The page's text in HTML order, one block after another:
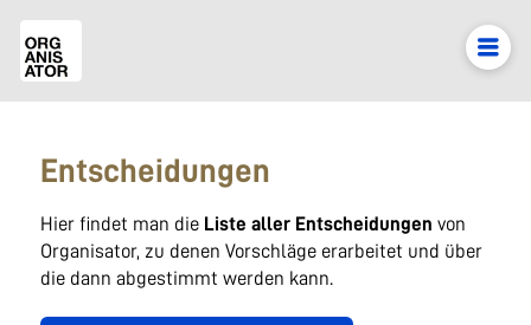
Entscheidungen
Hier findet man die Liste aller Entscheidungen von
Organisator, zu denen Vorschläge erarbeitet und über
die dann abgestimmt werden kann.